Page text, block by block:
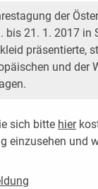
der
bis 21. 1. 2017 in
präsentierte,
und der
sich bitte hier
einzusehen und